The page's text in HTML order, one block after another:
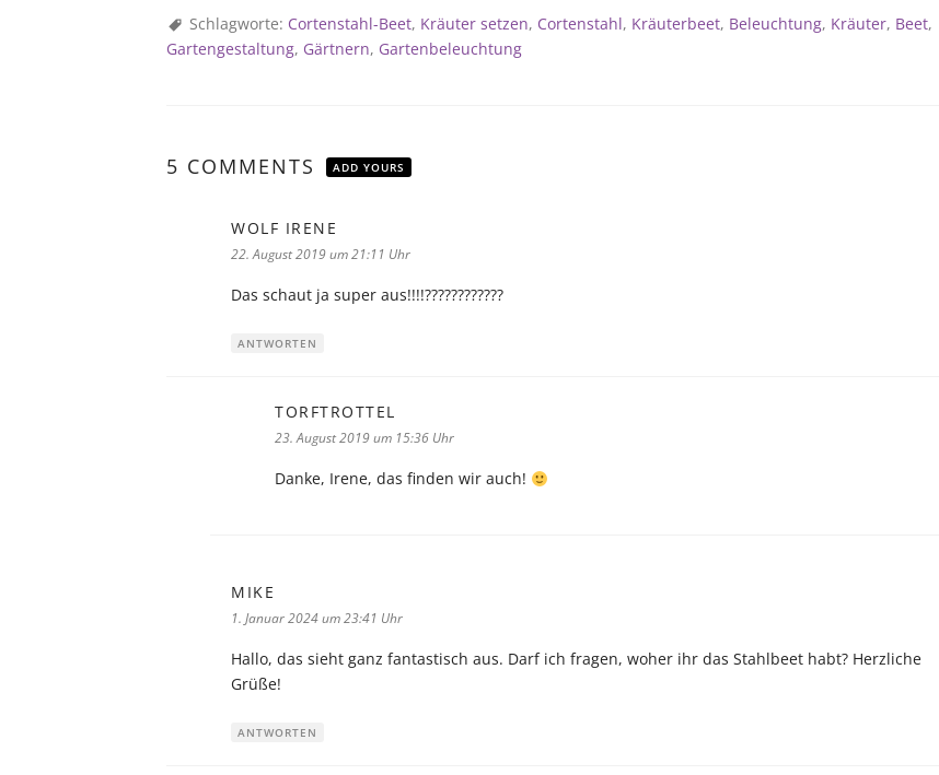
Schlagworte: Cortenstahl-Beet, Kräuter setzen, Cortenstahl, Kräuterbeet, Beleuchtung, Kräuter, Beet,
Gartengestaltung, Gärtnern, Gartenbeleuchtung
5 COMMENTS ADD YOURS
WOLF IRENE
22. August 2019 um 21:11 Uhr
Das schaut ja super aus!!!!????????????
ANTWORTEN
TORFTROTTEL
23. August 2019 um 15:36 Uhr
Danke, Irene, das finden wir auch!
MIKE
1. Januar 2024 um 23:41 Uhr
Hallo, das sieht ganz fantastisch aus. Darf ich fragen, woher ihr das Stahlbeet habt? Herzliche
Grüße!
ANTWORTEN